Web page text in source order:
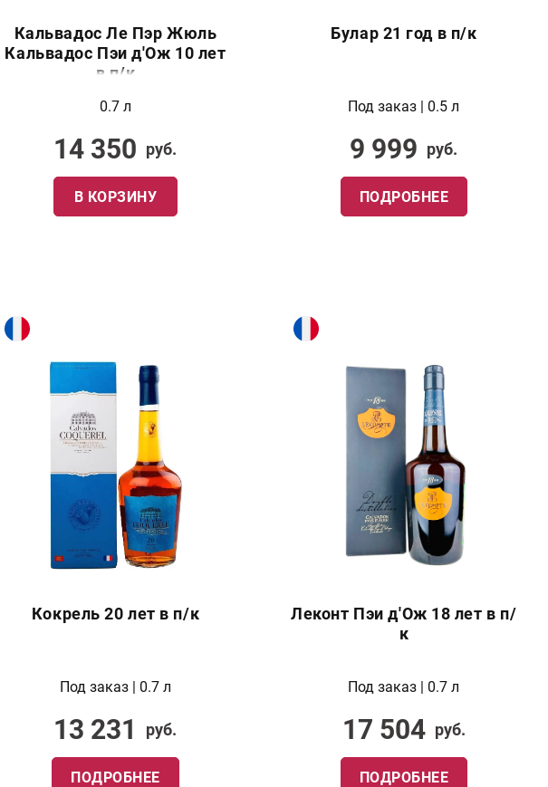
Кальвадос Ле Пэр Жюль
Кальвадос Пэи д'Ож 10 лет
в п/к
0.7 л
14 350 руб.
В КОРЗИНУ
Булар 21 год в п/к
Под заказ | 0.5 л
9 999 руб.
ПОДРОБНЕЕ
Кокрель 20 лет в п/к
Под заказ | 0.7 л
13 231 руб.
ПОДРОБНЕЕ
Леконт Пэи д'Ож 18 лет в п/
к
Под заказ | 0.7 л
17 504 руб.
ПОДРОБНЕЕ